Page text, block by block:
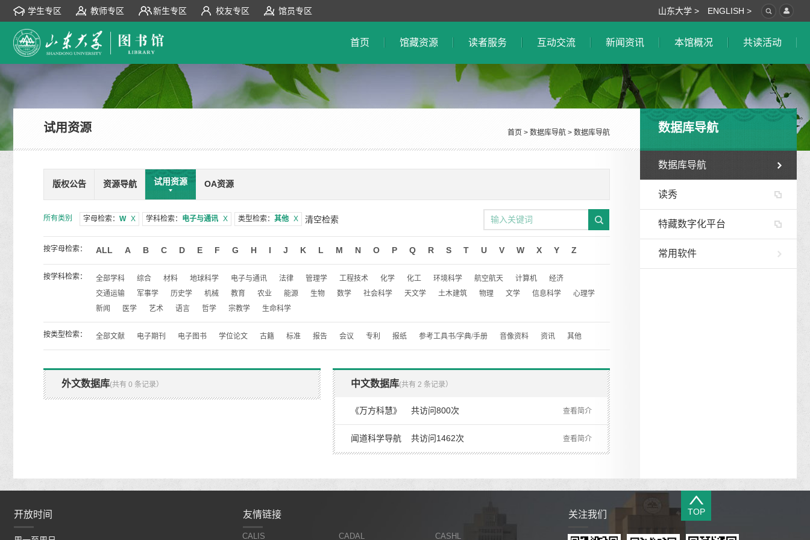
学生专区 教师专区 新生专区 校友专区 馆员专区 山东大学 > ENGLISH >
首页 馆藏资源 读者服务 互动交流 新闻资讯 本馆概况 共读活动
数据库导航
数据库导航
读秀
特藏数字化平台
常用软件
试用资源 首页 > 数据库导航 > 数据库导航
版权公告 资源导航 试用资源 OA资源
所有类别 字母检索： W X 学科检索： 电子与通讯 X 类型检索： 其他 X 清空检索
按字母检索： ALL A B C D E F G H I J K L M N O P Q R S T U V W X Y Z
按学科检索： 全部学科 综合 材料 地球科学 电子与通讯 法律 管理学 工程技术 化学 化工 环境科学 航空航天 计算机
经济
交通运输
军事学 历史学 机械 教育 农业 能源 生物 数学 社会科学 天文学 土木建筑 物理 文学 信息科学
心理学
新闻
医学 艺术 语言 哲学 宗教学 生命科学
按类型检索： 全部文献 电子期刊 电子图书 学位论文 古籍 标准 报告 会议 专利 报纸 参考工具书/字典/手册 音像资料 资讯 其他
外文数据库(共有 0 条记录） 中文数据库(共有 2 条记录）
《万方科慧》 共访问800次 查看简介
闻道科学导航 共访问1462次 查看简介
TOP
开放时间 友情链接
CALIS CADAL CASHL
关注我们